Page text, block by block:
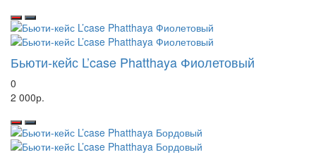
Бьюти-кейс L’case Phatthaya Фиолетовый
0
2 000р.